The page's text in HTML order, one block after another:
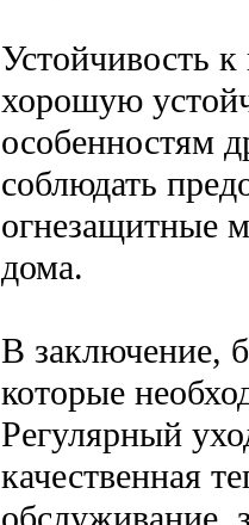
Устойчивость
хорошую
особенностям
соблюдать
огнезащитные
дома.
В заключение,
которые
Регулярный
качественная